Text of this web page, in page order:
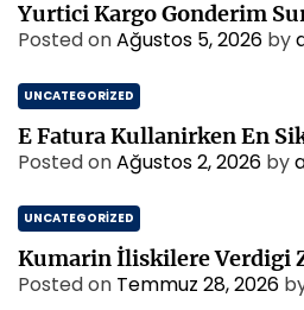
Yurtici Kargo Gonderim
Posted onAğustos 5, 2026 by
UNCATEGORIZED
E Fatura Kullanirken En
Posted onAğustos 2, 2026 by
UNCATEGORIZED
Kumarin İliskilere Verdigi
Posted on Temmuz 28, 2026